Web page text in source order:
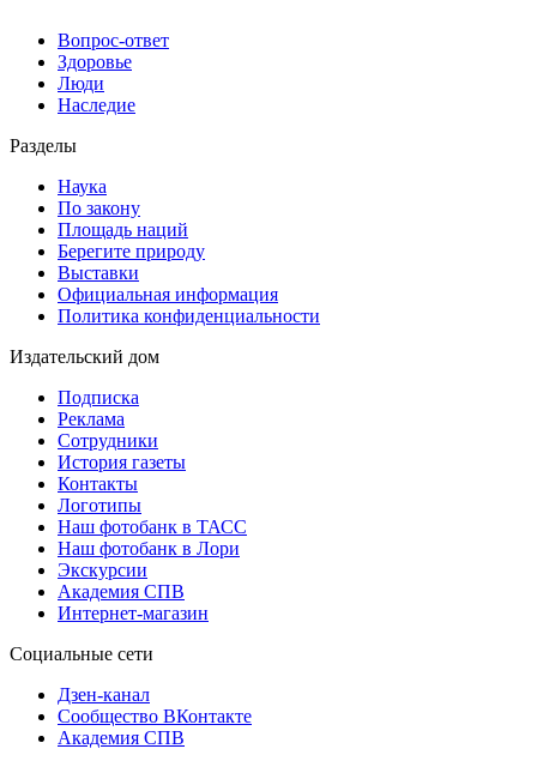
Вопрос-ответ
Здоровье
Люди
Наследие
Разделы
Наука
По закону
Площадь наций
Берегите природу
Выставки
Официальная информация
Политика конфиденциальности
Издательский дом
Подписка
Реклама
Сотрудники
История газеты
Контакты
Логотипы
Наш фотобанк в ТАСС
Наш фотобанк в Лори
Экскурсии
Академия СПВ
Интернет-магазин
Социальные сети
Дзен-канал
Сообщество ВКонтакте
Академия СПВ